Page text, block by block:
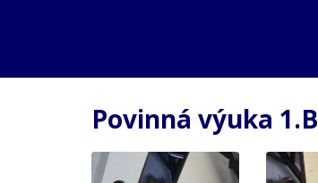
Povinná výuka 1.B